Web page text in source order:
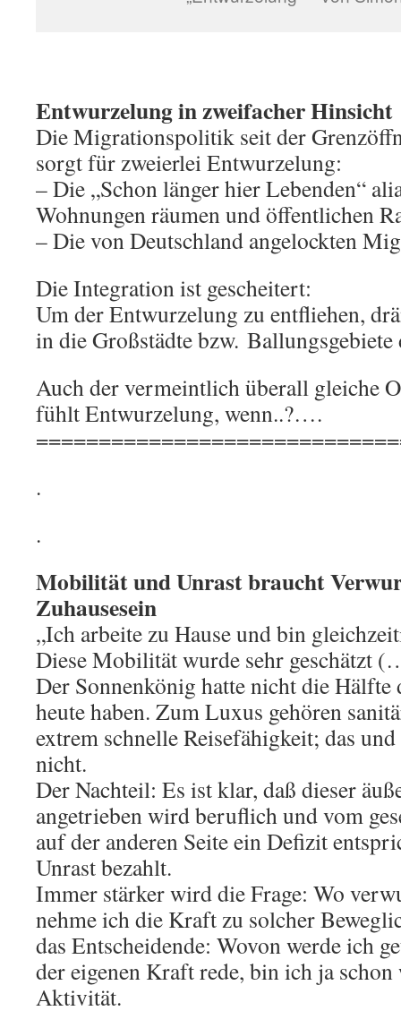
Entwurzelung in zweifacher Hinsicht
Die Migrationspolitik seit der
sorgt für zweierlei Entwurzelung:
– Die „Schon länger hier Lebenden“
Wohnungen räumen und öffentlichen
– Die von Deutschland angelockten
Die Integration ist gescheitert:
Um der Entwurzelung zu entfliehen,
in die Großstädte bzw. Ballungsgebiete
Auch der vermeintlich überall gleiche
fühlt Entwurzelung, wenn..?….
.
.
Mobilität und Unrast braucht
Zuhausesein
„Ich arbeite zu Hause und bin
Diese Mobilität wurde sehr geschätzt
Der Sonnenkönig hatte nicht die Hälfte
heute haben. Zum Luxus gehören
extrem schnelle Reisefähigkeit; das
nicht.
Der Nachteil: Es ist klar, daß dieser
angetrieben wird beruflich und vom
auf der anderen Seite ein Defizit
Unrast bezahlt.
Immer stärker wird die Frage: Wo
nehme ich die Kraft zu solcher
das Entscheidende: Wovon werde ich
der eigenen Kraft rede, bin ich ja
Aktivität.